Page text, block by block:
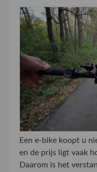
Een e-bike koopt u
en de prijs ligt vaak
Daarom is het